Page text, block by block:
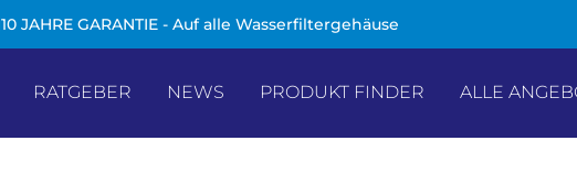
10 JAHRE GARANTIE - Auf alle Wasserfiltergehäuse
RATGEBER NEWS PRODUKT FINDER ALLE